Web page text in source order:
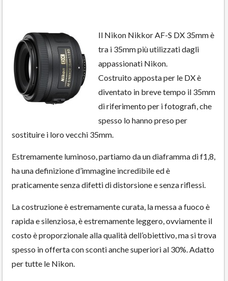
Il Nikon Nikkor AF-S DX 35mm è
tra i 35mm più utilizzati dagli
appassionati Nikon.
Costruito apposta per le DX è
diventato in breve tempo il 35mm
di riferimento per i fotografi, che
spesso lo hanno preso per
sostituire i loro vecchi 35mm.
Estremamente luminoso, partiamo da un diaframma di f1,8,
ha una definizione d’immagine incredibile ed è
praticamente senza difetti di distorsione e senza riflessi.
La costruzione è estremamente curata, la messa a fuoco è
rapida e silenziosa, è estremamente leggero, ovviamente il
costo è proporzionale alla qualità dell’obiettivo, ma si trova
spesso in offerta con sconti anche superiori al 30%. Adatto
per tutte le Nikon.